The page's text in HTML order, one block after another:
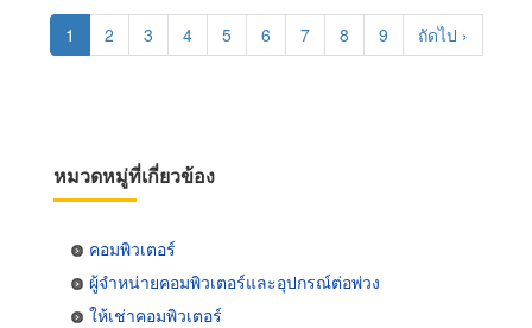
Pagination
Current
page
1 Page
2 Page
3 Page
4 Page
5 Page
6 Page
7 Page
8 Page
9
Next
page
ถัดไป ›
หมวดหมู่ที่เกี่ยวข้อง
คอมพิวเตอร์
ผู้จำหน่ายคอมพิวเตอร์และอุปกรณ์ต่อพ่วง
ให้เช่าคอมพิวเตอร์